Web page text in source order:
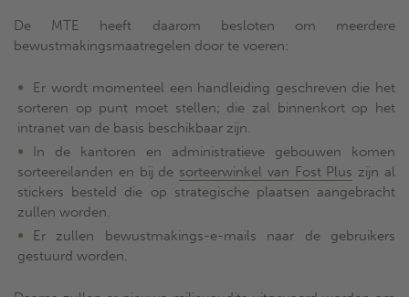
De MTE heeft daarom besloten om meerdere
bewustmakingsmaatregelen door te voeren:
Er wordt momenteel een handleiding geschreven die het
sorteren op punt moet stellen; die zal binnenkort op het
intranet van de basis beschikbaar zijn.
In de kantoren en administratieve gebouwen komen
sorteereilanden en bij de sorteerwinkel van Fost Plus zijn al
stickers besteld die op strategische plaatsen aangebracht
zullen worden.
Er zullen bewustmakings-e-mails naar de gebruikers
gestuurd worden.